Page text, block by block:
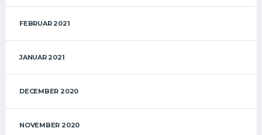
FEBRUAR 2021
JANUAR 2021
DECEMBER 2020
NOVEMBER 2020